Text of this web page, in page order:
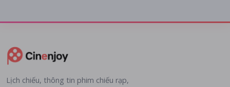
Lịch chiếu, thông tin phim chiếu rạp,